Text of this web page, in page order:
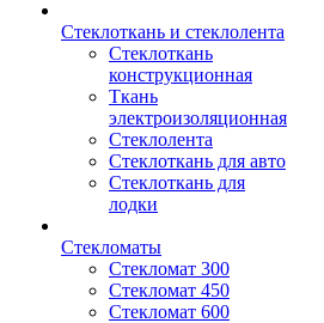
Стеклоткань и стеклолента
Стеклоткань
конструкционная
Ткань
электроизоляционная
Стеклолента
Стеклоткань для авто
Стеклоткань для
лодки
Стекломаты
Стекломат 300
Стекломат 450
Стекломат 600